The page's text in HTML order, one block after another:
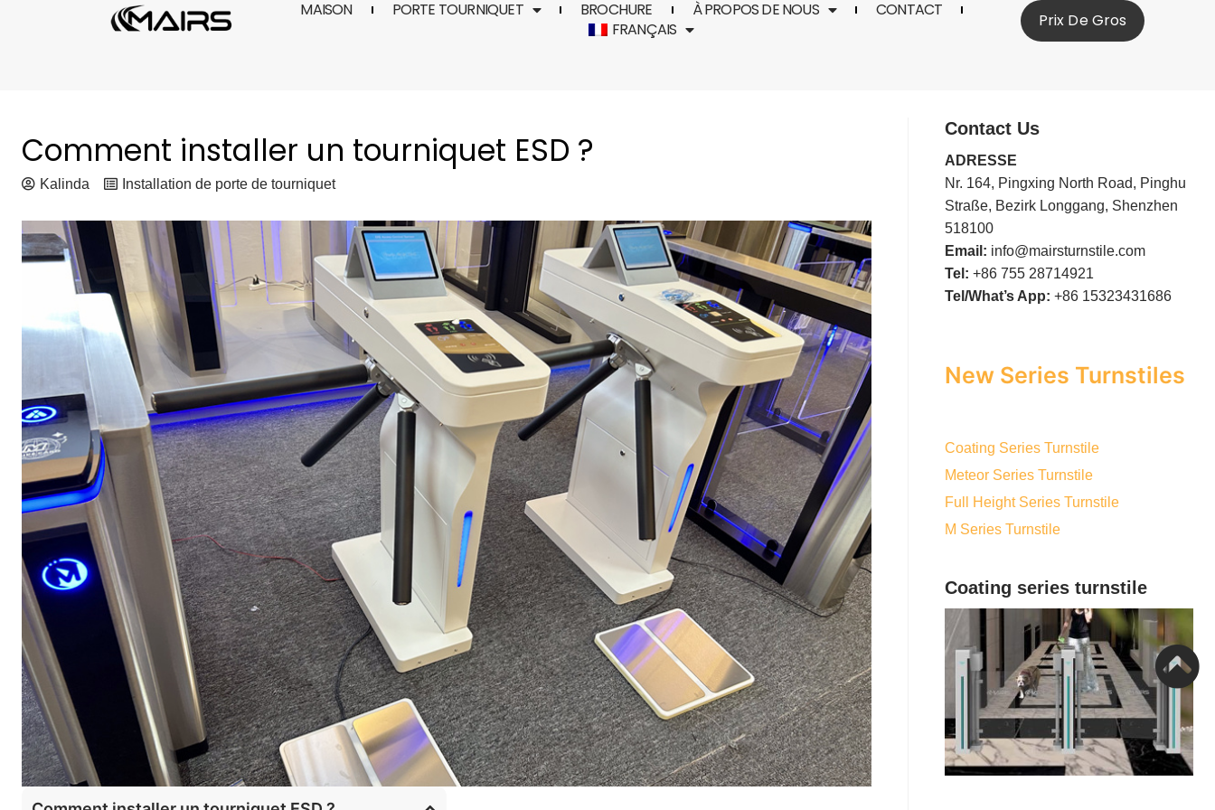
MAISON PORTE TOURNIQUET BROCHURE À PROPOS DE NOUS
CONTACT
FRANÇAIS
Prix De Gros
Comment installer un tourniquet ESD ?
Kalinda Installation de porte de tourniquet
Contact Us
ADRESSE
Nr. 164, Pingxing North Road, Pinghu
Straße, Bezirk Longgang, Shenzhen
518100
Email: info@mairsturnstile.com
Tel: +86 755 28714921
Tel/What’s App: +86 15323431686
New Series Turnstiles
Coating Series Turnstile
Meteor Series Turnstile
Full Height Series Turnstile
M Series Turnstile
Coating series turnstile